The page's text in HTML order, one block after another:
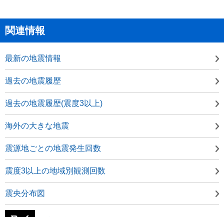
関連情報
最新の地震情報
過去の地震履歴
過去の地震履歴(震度3以上)
海外の大きな地震
震源地ごとの地震発生回数
震度3以上の地域別観測回数
震央分布図